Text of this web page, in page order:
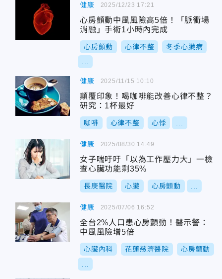
健康
心房顫動中風風險高5倍！「脈衝場
消融」手術1小時內完成
心房顫動 心律不整 冬季心臟病
2025/12/23 17:21
健康
顛覆印象！喝咖啡能改善心律不整？
研究：1杯最好
咖啡 心律不整 心悸
2025/11/15 10:10
健康
女子喘吁吁「以為工作壓力大」一檢
查心臟功能剩35%
長庚醫院 心臟 心房顫動
2025/08/30 14:49
健康
全台2%人口患心房顫動！醫示警：
中風風險增5倍
心臟內科 花蓮慈濟醫院 心房顫動
2025/07/06 16:52